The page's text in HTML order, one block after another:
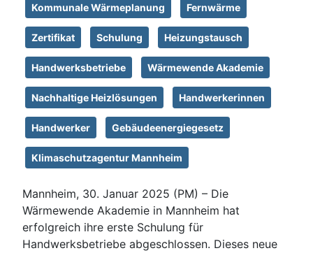
Kommunale Wärmeplanung Fernwärme
Zertifikat Schulung Heizungstausch
Handwerksbetriebe Wärmewende Akademie
Nachhaltige Heizlösungen Handwerkerinnen
Handwerker Gebäudeenergiegesetz
Klimaschutzagentur Mannheim
Mannheim, 30. Januar 2025 (PM) – Die
Wärmewende Akademie in Mannheim hat
erfolgreich ihre erste Schulung für
Handwerksbetriebe abgeschlossen. Dieses neue